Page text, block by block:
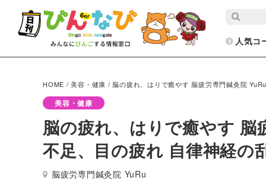
人気コ
HOME /美容・健康 / 脳の疲れ、はりで癒やす 脳疲労専門鍼灸院
美容・健康
脳の疲れ、はりで癒やす
不足、目の疲れ 自律神経の
脳疲労専門鍼灸院 YuRu